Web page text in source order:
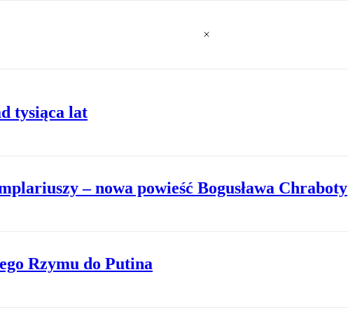
tysiąca lat
– nowa powieść Bogusława Chraboty
Rzymu do Putina